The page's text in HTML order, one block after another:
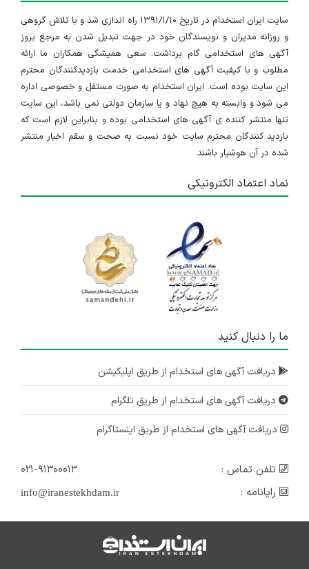
سایت ایران استخدام در تاریخ ۱۳۹۱/۱/۱۰ راه اندازی شد و با تلاش گروهی
و روزانه مدیران و نویسندگان خود در جهت تبدیل شدن به مرجع بروز
آگهی های استخدامی گام برداشت. سعی همیشگی همکاران ما ارائه
مطلوب و با کیفیت آگهی های استخدامی خدمت بازدیدکنندگان محترم
این سایت بوده است. ایران استخدام به صورت مستقل و خصوصی اداره
می شود و وابسته به هیچ نهاد و یا سازمان دولتی نمی باشد، این سایت
تنها منتشر کننده ی آگهی های استخدامی بوده و بنابراین لازم است که
بازدید کنندگان محترم سایت خود نسبت به صحت و سقم اخبار منتشر
شده در آن هوشیار باشند.
نماد اعتماد الکترونیکی
ما را دنبال کنید
دریافت آگهی های استخدام از طریق اپلیکیشن
دریافت آگهی های استخدام از طریق تلگرام
دریافت آگهی های استخدام از طریق اینستاگرام
تلفن تماس :
۰۲۱-۹۱۳۰۰۰۱۳
رایانامه :
info@iranestekhdam.ir